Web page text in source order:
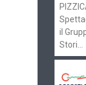
il
Stori...